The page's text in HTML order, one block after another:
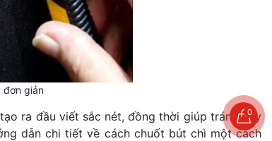
đơn giản
ra đầu viết sắc nét, đồng thời giúp tránh gãy
dẫn chi tiết về cách chuốt bút chì một cách
0